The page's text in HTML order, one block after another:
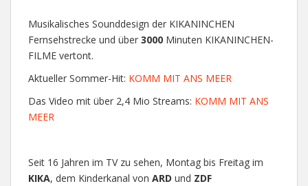
Musikalisches Sounddesign der KIKANINCHEN
Fernsehstrecke und über 3000 Minuten KIKANINCHEN-
FILME vertont.
Aktueller Sommer-Hit: KOMM MIT ANS MEER
Das Video mit über 2,4 Mio Streams: KOMM MIT ANS
MEER
Seit 16 Jahren im TV zu sehen, Montag bis Freitag im
KIKA, dem Kinderkanal von ARD und ZDF